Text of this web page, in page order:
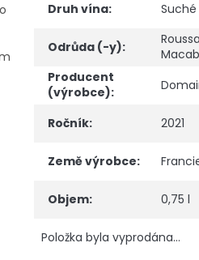
Druh vína: Suché
Odrůda (-y):
Producent
(výrobce):
Ročník: 2021
Země výrobce:
Objem: 0,75 l
Položka byla vyprodána…